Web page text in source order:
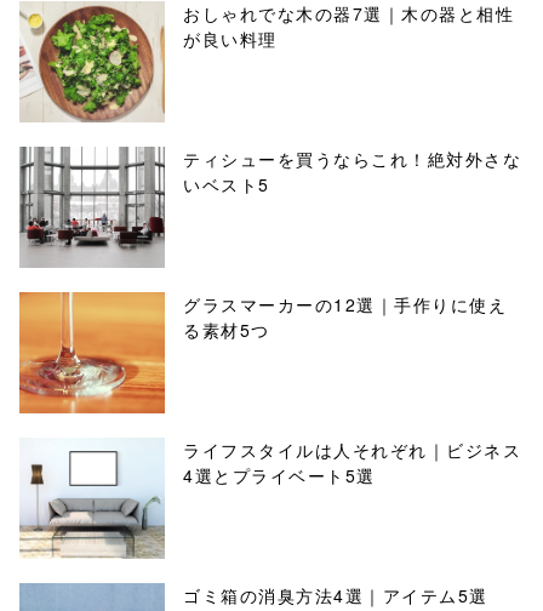
おしゃれでな木の器7選｜木の器と相性
が良い料理
ティシューを買うならこれ！絶対外さな
いベスト5
グラスマーカーの12選｜手作りに使え
る素材5つ
ライフスタイルは人それぞれ｜ビジネス
4選とプライベート5選
ゴミ箱の消臭方法4選｜アイテム5選